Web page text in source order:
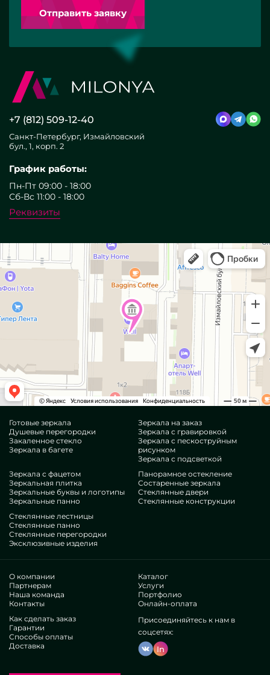
Отправить заявку
+7 (812) 509-12-40
Санкт-Петербург, Измайловский
бул., 1, корп. 2
График работы:
Пн-Пт 09:00 - 18:00
Сб-Вс 11:00 - 18:00
Реквизиты
Готовые зеркала
Душевые перегородки
Закаленное стекло
Зеркала в багете
Зеркала на заказ
Зеркала с гравировкой
Зеркала с пескоструйным
рисунком
Зеркала с подсветкой
Зеркала с фацетом
Зеркальная плитка
Зеркальные буквы и логотипы
Зеркальные панно
Панорамное остекление
Состаренные зеркала
Стеклянные двери
Стеклянные конструкции
Стеклянные лестницы
Стеклянные панно
Стеклянные перегородки
Эксклюзивные изделия
О компании
Партнерам
Наша команда
Контакты
Каталог
Услуги
Портфолио
Онлайн-оплата
Как сделать заказ
Гарантии
Способы оплаты
Доставка
Присоединяйтесь к нам в
соцсетях:
In